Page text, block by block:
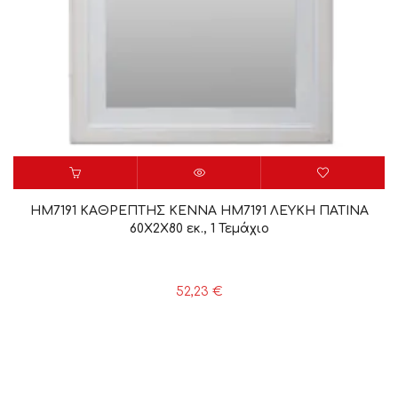
HM7191 ΚΑΘΡΕΠΤΗΣ KENNA HM7191 ΛΕΥΚΗ ΠΑΤΙΝΑ
60Χ2Χ80 εκ., 1 Τεμάχιο
52,23 €